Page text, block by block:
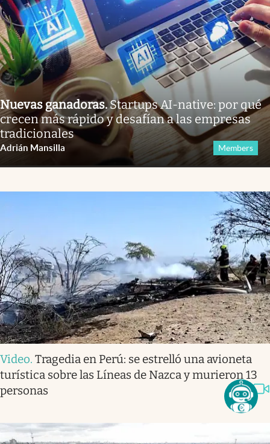
Nuevas ganadoras.Startups AI-native: por qué
crecen más rápido y desafían a las empresas
tradicionales
Adrián Mansilla Members
Video. Tragedia en Perú: se estrelló una avioneta
turística sobre las Líneas de Nazca y murieron 13
personas